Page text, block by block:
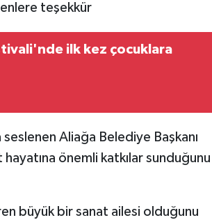
teşekkür
ilk kez çocuklara
seslenen Aliağa Belediye Başkanı
önemli katkılar sunduğunu
büyük bir sanat ailesi olduğunu